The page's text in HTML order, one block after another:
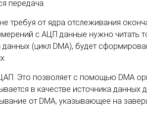
передача.
требуя от ядра отслеживания
с АЦП данные нужно читать
(цикл DMA), будет
Это позволяет с помощью DMA
в качестве источника данных
от DMA, указывающее на